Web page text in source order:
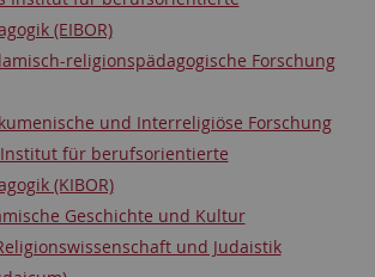
(EIBOR)
religionspädagogische Forschung
und Interreligiöse Forschung
für berufsorientierte
(KIBOR)
Geschichte und Kultur
und Judaistik